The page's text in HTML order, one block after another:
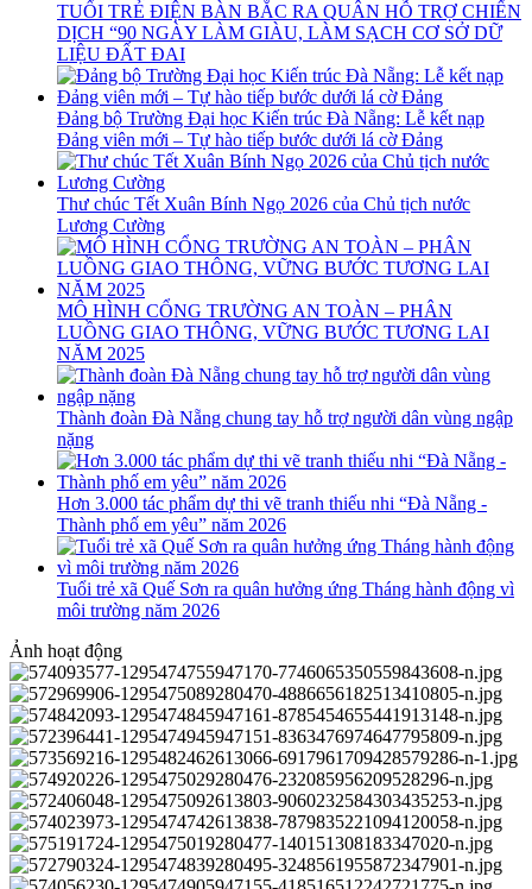
TUỔI TRẺ ĐIỆN BÀN BẮC RA QUÂN HỖ TRỢ CHIẾN
DỊCH “90 NGÀY LÀM GIÀU, LÀM SẠCH CƠ SỞ DỮ
LIỆU ĐẤT ĐAI
Đảng bộ Trường Đại học Kiến trúc Đà Nẵng: Lễ kết nạp
Đảng viên mới – Tự hào tiếp bước dưới lá cờ Đảng
Thư chúc Tết Xuân Bính Ngọ 2026 của Chủ tịch nước
Lương Cường
MÔ HÌNH CỔNG TRƯỜNG AN TOÀN – PHÂN
LUỒNG GIAO THÔNG, VỮNG BƯỚC TƯƠNG LAI
NĂM 2025
Thành đoàn Đà Nẵng chung tay hỗ trợ người dân vùng ngập
nặng
Hơn 3.000 tác phẩm dự thi vẽ tranh thiếu nhi “Đà Nẵng -
Thành phố em yêu” năm 2026
Tuổi trẻ xã Quế Sơn ra quân hưởng ứng Tháng hành động vì
môi trường năm 2026
Ảnh hoạt động